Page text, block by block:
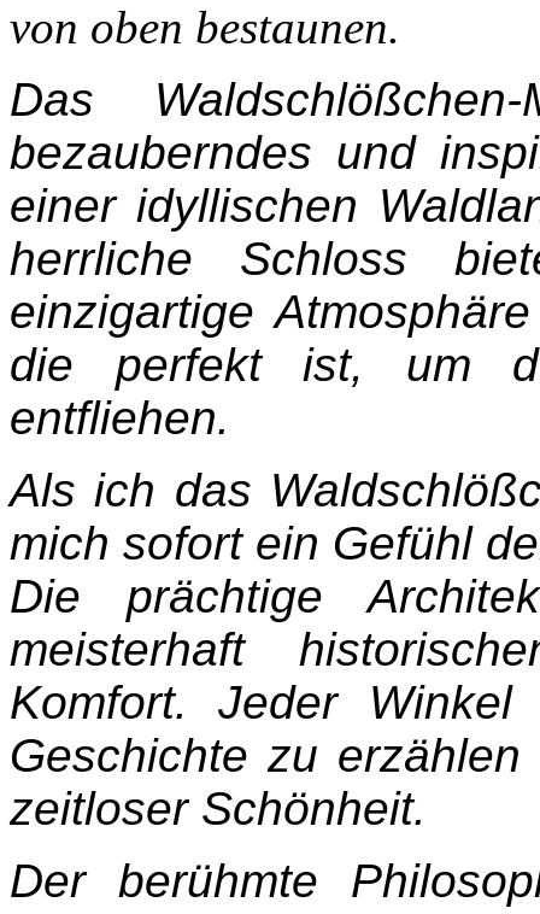
von oben bestaunen.
Das
bezauberndes und
einer idyllischen
herrliche Schloss
einzigartige
die perfekt ist, um
entfliehen.
Als ich das
mich sofort ein Gefühl
Die prächtige
meisterhaft
Komfort. Jeder
Geschichte zu
zeitloser Schönheit.
Der berühmte